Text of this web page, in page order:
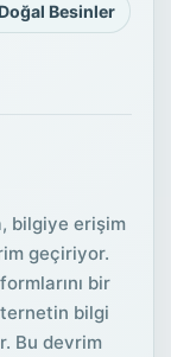
Besinler
bilgiye erişim
geçiriyor.
bir
bilgi
Bu devrim